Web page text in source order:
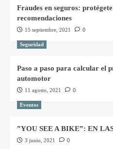
Fraudes en seguros:
recomendaciones
15 septiembre, 2021 0
Seguridad
Paso a paso para calcular el
automotor
11 agosto, 2021 0
Eventos
”YOU SEE A BIKE”: EN
3 junio, 2021 0